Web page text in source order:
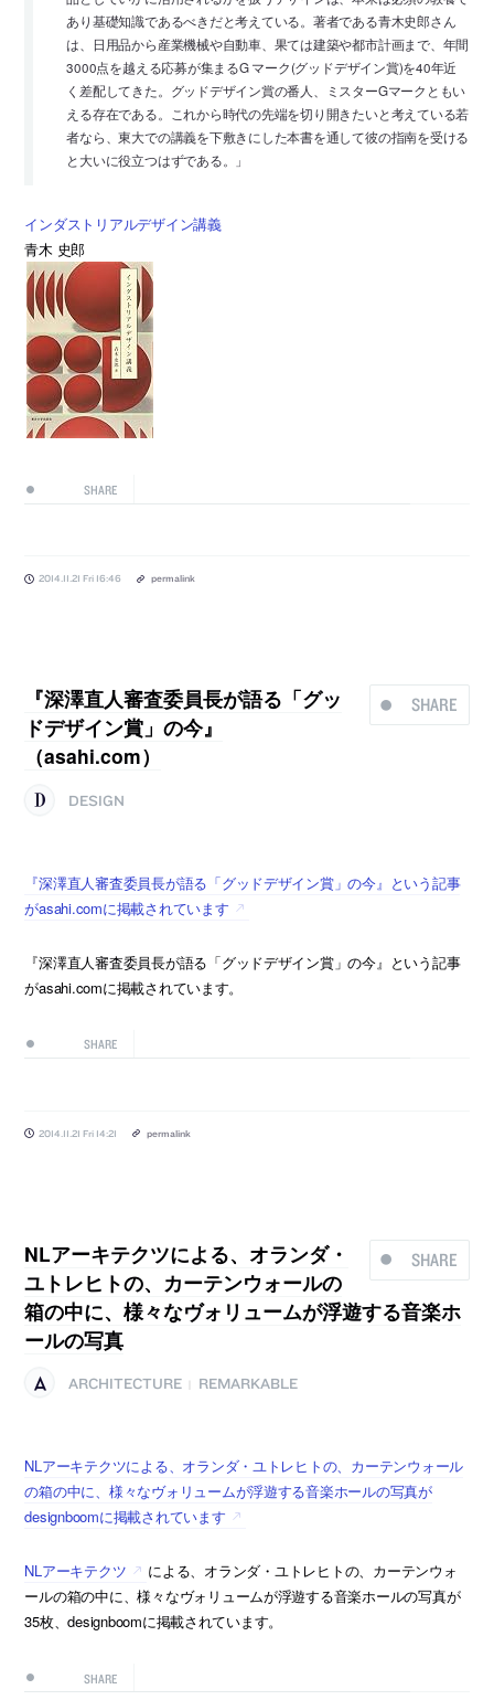
あり基礎知識であるべきだと考えている。著者である青木史郎さん
は、日用品から産業機械や自動車、果ては建築や都市計画まで、年間
3000点を越える応募が集まるG マーク(グッドデザイン賞)を40年近
く差配してきた。グッドデザイン賞の番人、ミスターGマークともい
える存在である。これから時代の先端を切り開きたいと考えている若
者なら、東大での講義を下敷きにした本書を通して彼の指南を受ける
と大いに役立つはずである。」
インダストリアルデザイン講義
青木 史郎
SHARE
2014.11.21 Fri 16:46 permalink
SHARE
『深澤直人審査委員長が語る「グッ
ドデザイン賞」の今』
（asahi.com）
DESIGN
『深澤直人審査委員長が語る「グッドデザイン賞」の今』という記事
がasahi.comに掲載されています
『深澤直人審査委員長が語る「グッドデザイン賞」の今』という記事
がasahi.comに掲載されています。
SHARE
2014.11.21 Fri 14:21 permalink
SHARE
NLアーキテクツによる、オランダ・
ユトレヒトの、カーテンウォールの
箱の中に、様々なヴォリュームが浮遊する音楽ホ
ールの写真
ARCHITECTURE REMARKABLE
NLアーキテクツによる、オランダ・ユトレヒトの、カーテンウォール
の箱の中に、様々なヴォリュームが浮遊する音楽ホールの写真が
designboomに掲載されています
NLアーキテクツ
による、オランダ・ユトレヒトの、カーテンウォ
ールの箱の中に、様々なヴォリュームが浮遊する音楽ホールの写真が
35枚、designboomに掲載されています。
SHARE